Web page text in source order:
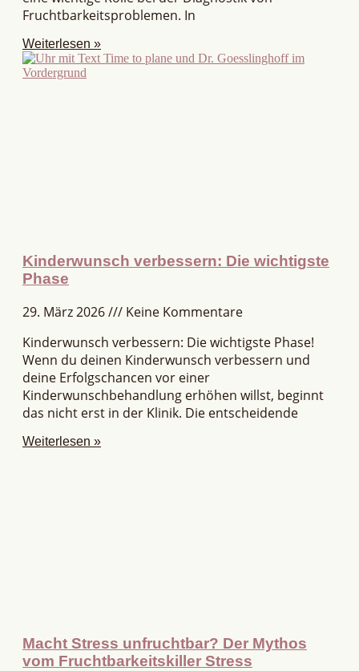
Fruchtbarkeitsproblemen. In
Weiterlesen »
Kinderwunsch verbessern: Die wichtigste
Phase
29. März 2026
Keine Kommentare
Kinderwunsch verbessern: Die wichtigste Phase!
Wenn du deinen Kinderwunsch verbessern und
deine Erfolgschancen vor einer
Kinderwunschbehandlung erhöhen willst, beginnt
das nicht erst in der Klinik. Die entscheidende
Weiterlesen »
Macht Stress unfruchtbar? Der Mythos
vom Fruchtbarkeitskiller Stress